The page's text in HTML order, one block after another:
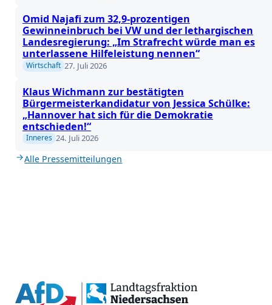
Omid Najafi zum 32,9-prozentigen
Gewinneinbruch bei VW und der lethargischen
Landesregierung: „Im Strafrecht würde man es
unterlassene Hilfeleistung nennen“
Wirtschaft 27. Juli 2026
Klaus Wichmann zur bestätigten
Bürgermeisterkandidatur von Jessica Schülke:
„Hannover hat sich für die Demokratie
entschieden!“
Inneres 24. Juli 2026
Alle Pressemitteilungen